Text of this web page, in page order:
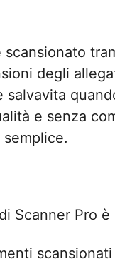
degli
e senza
Scanner Pro